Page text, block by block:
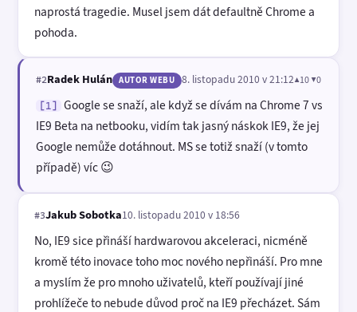
naprostá tragedie. Musel jsem dát defaultně Chrome a
pohoda.
#2Radek Hulán AUTOR WEBU 8. listopadu 2010 v 21:12▲10 ▼0
[1]
Google se snaží, ale když se dívám na Chrome 7 vs
IE9 Beta na netbooku, vidím tak jasný náskok IE9, že jej
Google nemůže dotáhnout. MS se totiž snaží (v tomto
případě) víc 😉
#3Jakub Sobotka10. listopadu 2010 v 18:56
No, IE9 sice přináší hardwarovou akceleraci, nicméně
kromě této inovace toho moc nového nepřináší. Pro mne
a myslím že pro mnoho uživatelů, kteří používají jiné
prohlížeče to nebude důvod proč na IE9 přecházet. Sám